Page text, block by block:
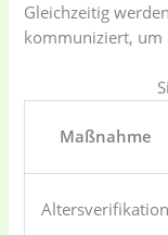
Gleichzeitig
kommuniziert, um
Maßnahme
Altersverifikation